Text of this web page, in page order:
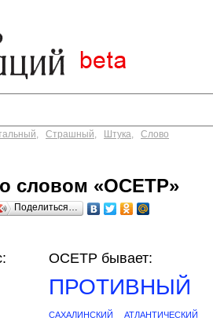
, Страшный, Штука, Слово
словом «ОСЕТР»
Поделиться…
ОСЕТР бывает:
ПРОТИВНЫЙ
САХАЛИНСКИЙ АТЛАНТИЧЕСКИЙ